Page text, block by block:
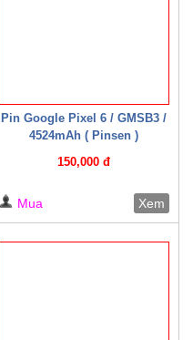
Pin Google Pixel 6 / GMSB3 /
4524mAh ( Pinsen )
150,000 đ
Mua Xem